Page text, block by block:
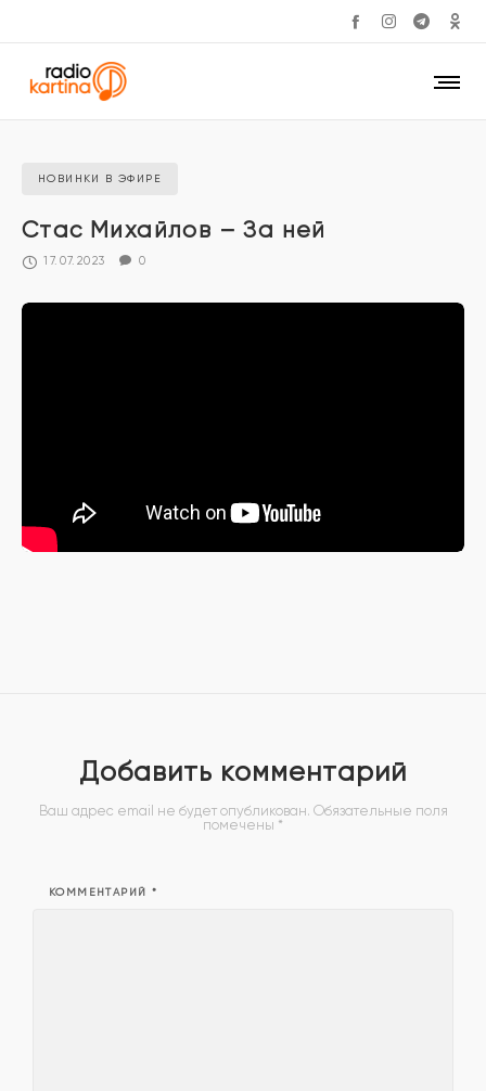
НОВИНКИ В ЭФИРЕ
Стас Михайлов – За ней
17.07.2023 0
Добавить комментарий
Ваш адрес email не будет опубликован. Обязательные поля
помечены *
КОММЕНТАРИЙ *